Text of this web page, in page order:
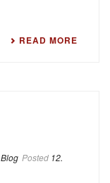
READ MORE
Blog Posted 12.